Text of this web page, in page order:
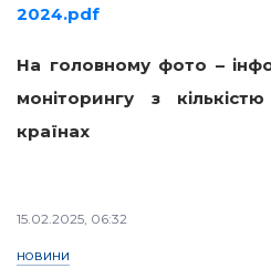
2024.pdf
На головному фото –
моніторингу з
країнах
15.02.2025, 06:32
НОВИНИ